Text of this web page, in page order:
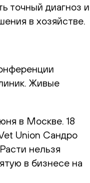
точный диагноз и
в хозяйстве.
Живые
в Москве. 18
Union Сандро
нельзя
в бизнесе на